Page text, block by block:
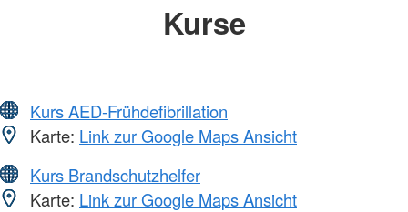
Kurse
Kurs AED-Frühdefibrillation
Karte: Link zur Google Maps Ansicht
Kurs Brandschutzhelfer
Karte: Link zur Google Maps Ansicht